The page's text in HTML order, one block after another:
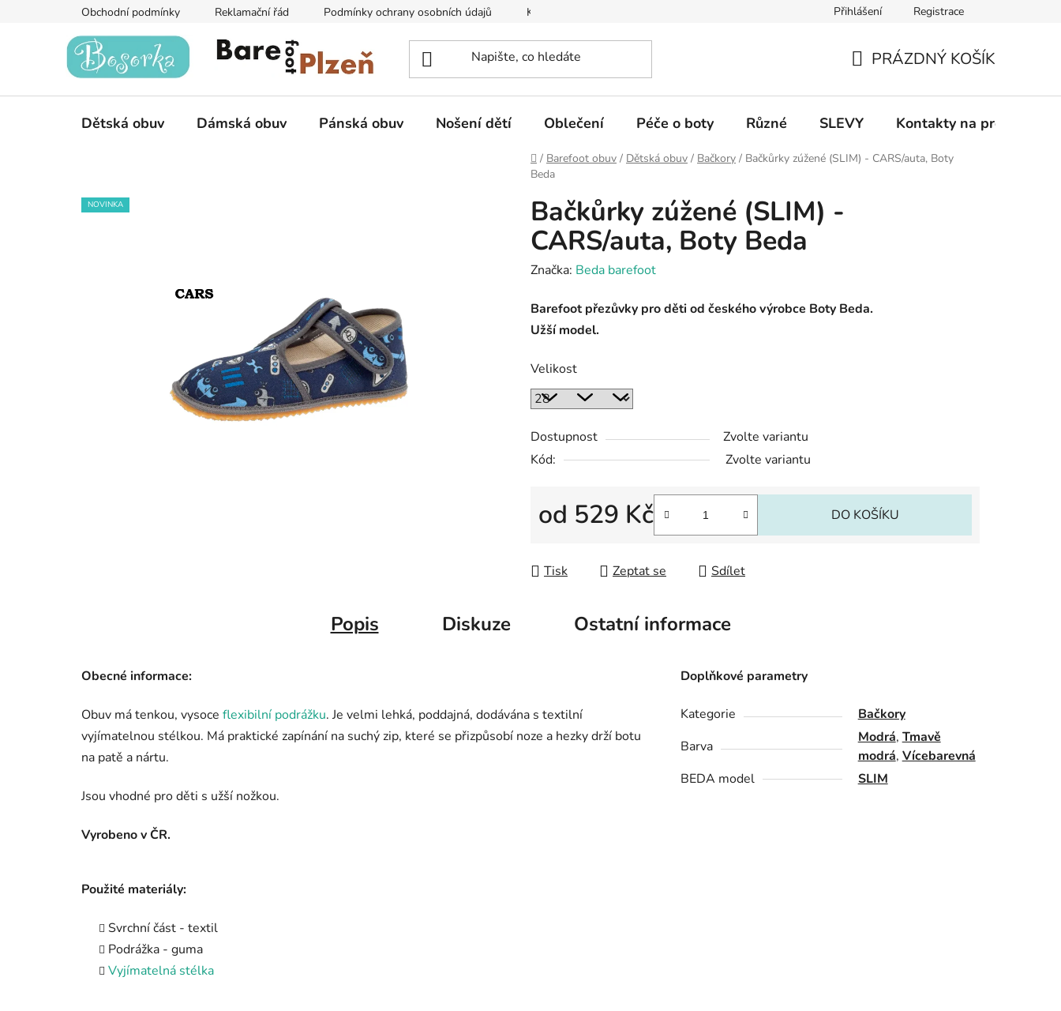
Obchodní podmínky Reklamační řád Podmínky ochrany osobních údajů Kontakty na prodejny Informace k on-line platbám Odstoupení od
Přihlášení Registrace
KOŠÍK
PRÁZDNÝ KOŠÍK
Dětská obuv Dámská obuv Pánská obuv Nošení dětí Oblečení Péče o boty Různé SLEVY Kontakty na prodejny
Domů
/ Barefoot obuv / Dětská obuv / Bačkory / Bačkůrky zúžené (SLIM) - CARS/auta, Boty
Beda
Bačkůrky zúžené (SLIM) -
CARS/auta, Boty Beda
Značka: Beda barefoot
Barefoot přezůvky pro děti od českého výrobce Boty Beda.
Užší model.
Velikost
Dostupnost
Zvolte variantu
Kód:
Zvolte variantu
od 529 Kč DO KOŠÍKU
Tisk Zeptat se Sdílet
NOVINKA
Popis Diskuze Ostatní informace
Obecné informace:
Obuv má tenkou, vysoce flexibilní podrážku. Je velmi lehká, poddajná, dodávána s textilní
vyjímatelnou stélkou. Má praktické zapínání na suchý zip, které se přizpůsobí noze a hezky drží botu
na patě a nártu.
Jsou vhodné pro děti s užší nožkou.
Vyrobeno v ČR.
Použité materiály:
Svrchní část - textil
Podrážka - guma
Vyjímatelná stélka
Doplňkové parametry
Kategorie
Bačkory
Barva
Modrá, Tmavě
modrá, Vícebarevná
BEDA model
SLIM